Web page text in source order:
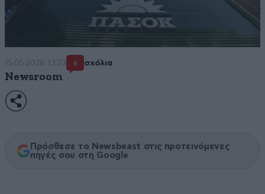
15·05·2026 13:23 6 σχόλια
Newsroom
Πρόσθεσε το Newsbeast στις προτεινόμενες
πηγές σου στη Google